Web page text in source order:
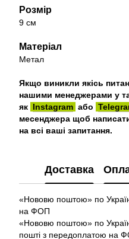
Розмір
9 см
Матеріал
Метал
Якщо виникли якісь
нашими менеджерами у
як Instagram або
месенджера щоб
на всі ваші запитання.
Доставка
«Нововю поштою» по
на ФОП
«Нововю поштою» по
пошті з передоплатою на